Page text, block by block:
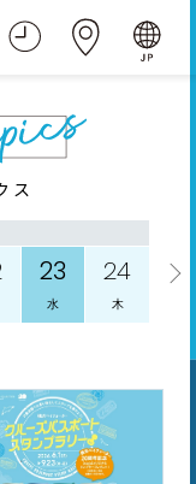
ス
23
水
24
木